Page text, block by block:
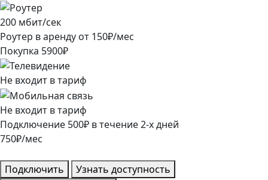
200 мбит/сек
Роутер в аренду от 150₽/мес
Покупка 5900₽
Не входит в тариф
Не входит в тариф
Подключение 500₽ в течение2-х дней
750₽/мес
Подключить
Узнать доступность